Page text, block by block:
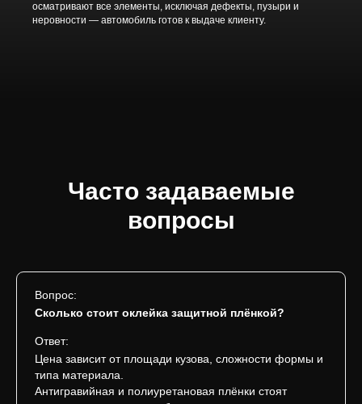
осматривают все элементы, исключая дефекты, пузыри и
неровности — автомобиль готов к выдаче клиенту.
Часто задаваемые
вопросы
Вопрос:
Сколько стоит оклейка защитной плёнкой?
Ответ:
Цена зависит от площади кузова, сложности формы и
типа материала.
Антигравийная и полиуретановая плёнки стоят